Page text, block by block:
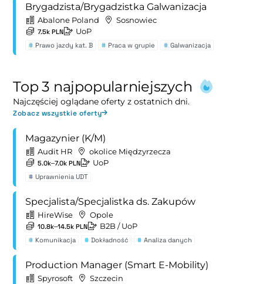
Brygadzista/Brygadzistka Galwanizacja
Abalone Poland Sosnowiec
7.5k PLN UoP
# Prawo jazdy kat. B # Praca w grupie # Galwanizacja
Top 3 najpopularniejszych
Najczęściej oglądane oferty z ostatnich dni.
Zobacz wszystkie oferty
Magazynier (K/M)
Audit HR okolice Międzyrzecza
5.0k–7.0k PLN UoP
# Uprawnienia UDT
Specjalista/Specjalistka ds. Zakupów
HireWise Opole
10.8k–14.5k PLN B2B / UoP
# Komunikacja # Dokładność # Analiza danych
Production Manager (Smart E-Mobility)
Spyrosoft Szczecin